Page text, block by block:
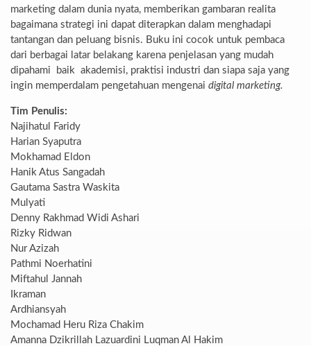
marketing dalam dunia nyata, memberikan gambaran realita
bagaimana strategi ini dapat diterapkan dalam menghadapi
tantangan dan peluang bisnis. Buku ini cocok untuk pembaca
dari berbagai latar belakang karena penjelasan yang mudah
dipahami baik akademisi, praktisi industri dan siapa saja yang
ingin memperdalam pengetahuan mengenai digital marketing.
Tim Penulis:
Najihatul Faridy
Harian Syaputra
Mokhamad Eldon
Hanik Atus Sangadah
Gautama Sastra Waskita
Mulyati
Denny Rakhmad Widi Ashari
Rizky Ridwan
Nur Azizah
Pathmi Noerhatini
Miftahul Jannah
Ikraman
Ardhiansyah
Mochamad Heru Riza Chakim
Amanna Dzikrillah Lazuardini Luqman Al Hakim